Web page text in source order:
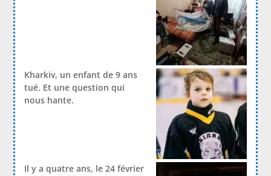
Kharkiv, un enfant de 9 ans
tué. Et une question qui
nous hante.
Il y a quatre ans, le 24 février